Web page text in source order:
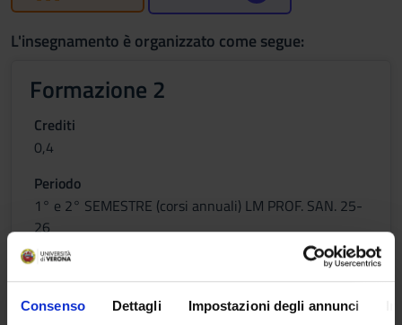
Consenso Dettagli Impostazioni degli annunci
L'insegnamento è organizzato come segue:
Formazione 2
Crediti
0,4
Periodo
1° e 2° SEMESTRE (corsi annuali) LM PROF. SAN. 25-
26
Docenti
Laura Cunico